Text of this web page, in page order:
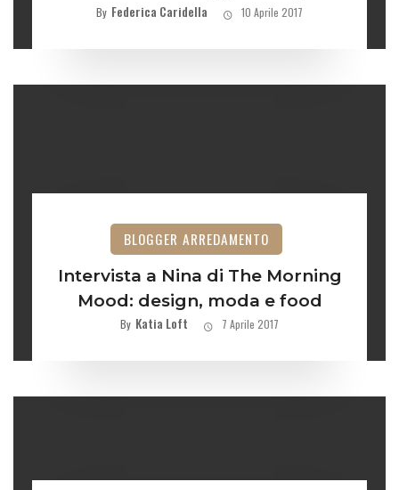
By Federica Caridella 10 Aprile 2017
BLOGGER ARREDAMENTO
Intervista a Nina di The Morning
Mood: design, moda e food
By Katia Loft 7 Aprile 2017